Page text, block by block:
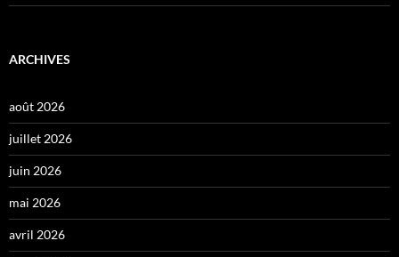
ARCHIVES
août 2026
juillet 2026
juin 2026
mai 2026
avril 2026